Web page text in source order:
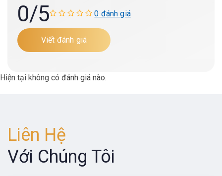
0/5 0 đánh giá
Viết đánh giá
Hiện tại không có đánh giá nào.
Liên Hệ
Với Chúng Tôi